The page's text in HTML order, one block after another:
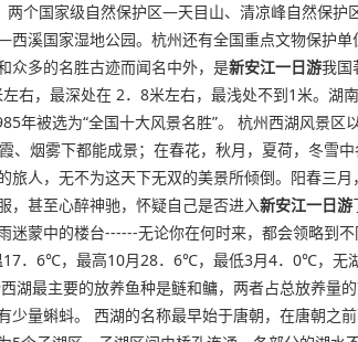
个国家级自然保护区—天目山、清凉峰自然保
溪国家湿地公园。杭州还有全国重点文物保护
众多的名胜古迹而闻名中外，是新安江一日游我国
右，最深处在 2．8米左右，最浅处不到1米。
年被选为“全国十大风景名胜”。 杭州西湖风景
烟雾下都能成景；在春花，秋月，夏荷，冬雪
人，无不为这天下无双的美景所倾倒。阳春三
，甚至心醉神驰，怀疑自己是否进入新安江一日游
蒙中的楼台------无论你在何时来，都会领略到
．6℃，最高10月28．6℃，最低3月4．0℃，无
湖最主要的放养鱼种是鲢和鳙，两者占总放养量
量蝌蚪。 西湖的名称最早始于唐朝，在唐朝之